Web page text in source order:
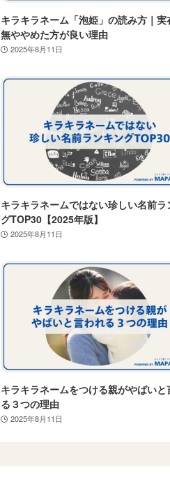
キラキラネーム「泡姫」の読み方｜実
無ややめた方が良い理由
2025年8月11日
キラキラネームではない珍しい名前ラ
グTOP30【2025年版】
2025年8月11日
キラキラネームをつける親がやばいと
る３つの理由
2025年8月11日